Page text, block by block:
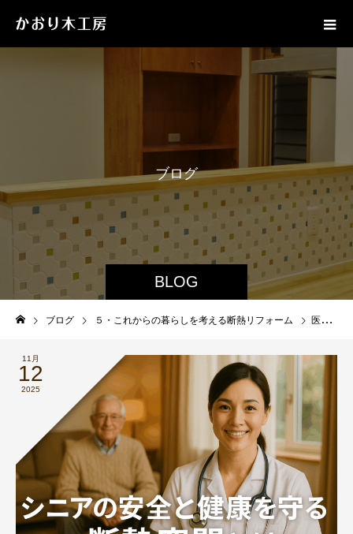
BLOG
ブログ
ブログ ５・これからの暮らしを考える断熱リフォーム 医療・介護職から見た“理想の断熱住宅”とは
11月
12
2025